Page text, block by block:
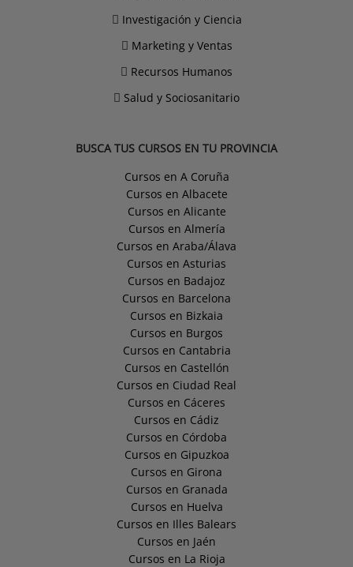
Investigación y Ciencia
Marketing y Ventas
Recursos Humanos
Salud y Sociosanitario
BUSCA TUS CURSOS EN TU PROVINCIA
Cursos en A Coruña
Cursos en Albacete
Cursos en Alicante
Cursos en Almería
Cursos en Araba/Álava
Cursos en Asturias
Cursos en Badajoz
Cursos en Barcelona
Cursos en Bizkaia
Cursos en Burgos
Cursos en Cantabria
Cursos en Castellón
Cursos en Ciudad Real
Cursos en Cáceres
Cursos en Cádiz
Cursos en Córdoba
Cursos en Gipuzkoa
Cursos en Girona
Cursos en Granada
Cursos en Huelva
Cursos en Illes Balears
Cursos en Jaén
Cursos en La Rioja